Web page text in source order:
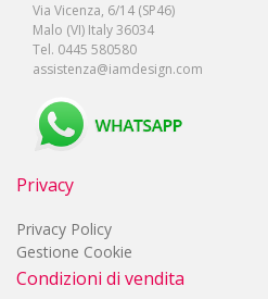
Via Vicenza, 6/14 (SP46)
Malo (VI) Italy 36034
Tel. 0445 580580
assistenza@iamdesign.com
Privacy
Privacy Policy
Gestione Cookie
Condizioni di vendita